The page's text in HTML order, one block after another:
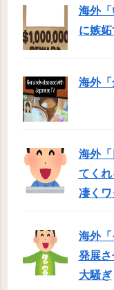
海外
に嫉
海外
海外
てく
凄く
海外
発展
大騒ぎ